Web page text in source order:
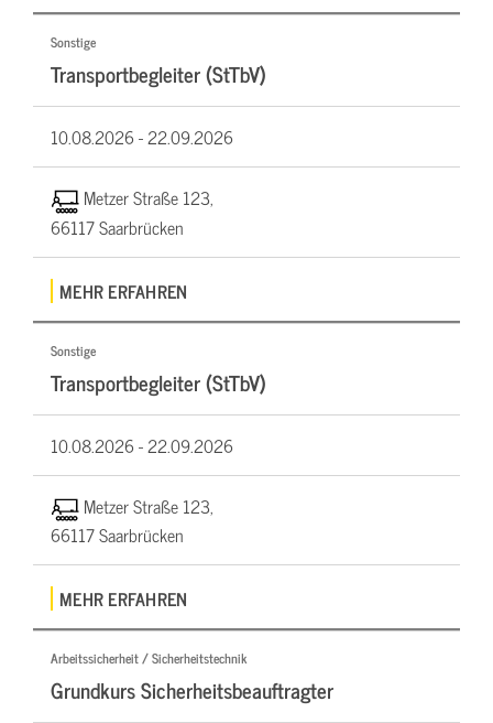
Sonstige
Transportbegleiter (StTbV)
10.08.2026 -22.09.2026
Metzer Straße 123,
66117 Saarbrücken
MEHR ERFAHREN
Sonstige
Transportbegleiter (StTbV)
10.08.2026 -22.09.2026
Metzer Straße 123,
66117 Saarbrücken
MEHR ERFAHREN
Arbeitssicherheit / Sicherheitstechnik
Grundkurs Sicherheitsbeauftragter